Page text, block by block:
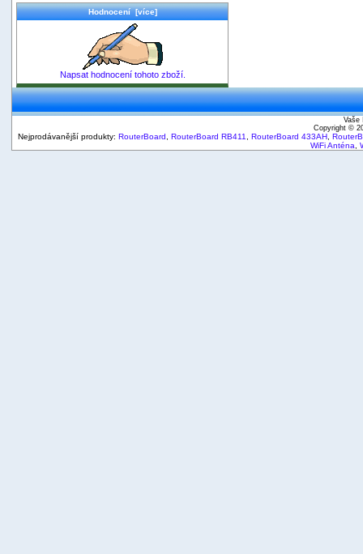
Hodnocení [více]
Napsat hodnocení tohoto zboží.
Vaše
Copyright ©
Nejprodávanější produkty: RouterBoard RouterBoard RB411 RouterBoard 433AH
WiFi Anténa